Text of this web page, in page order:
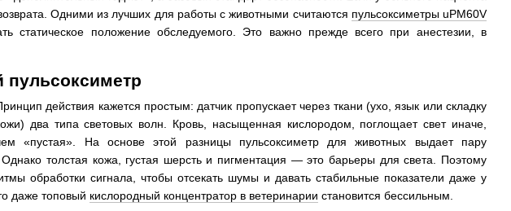
Одними из лучших для работы с животными считаются пульсоксиметры uPM60V
статическое положение обследуемого. Это важно прежде всего при анестезии, в
пульсоксиметр
действия кажется простым: датчик пропускает через ткани (ухо, язык или складку
два типа световых волн. Кровь, насыщенная кислородом, поглощает свет иначе,
«пустая». На основе этой разницы пульсоксиметр для животных выдает пару
толстая кожа, густая шерсть и пигментация — это барьеры для света. Поэтому
обработки сигнала, чтобы отсекать шумы и давать стабильные показатели даже у
даже топовый кислородный концентратор в ветеринарии становится бессильным.